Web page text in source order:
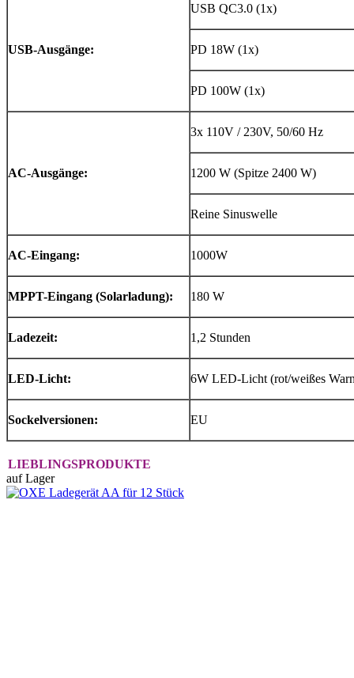
USB-Ausgänge:
USB QC3.0 (1x)
PD 18W (1x)
PD 100W (1x)
AC-Ausgänge:
3x 110V / 230V, 50/60 Hz
1200 W (Spitze 2400 W)
Reine Sinuswelle
AC-Eingang: 1000W
MPPT-Eingang (Solarladung): 180 W
Ladezeit: 1,2 Stunden
LED-Licht: 6W LED-Licht (rot/weißes
Sockelversionen: EU
LIEBLINGSPRODUKTE
auf Lager